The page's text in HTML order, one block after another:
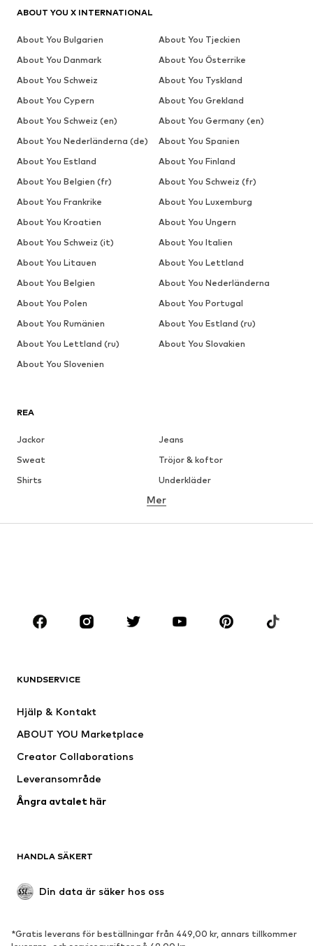
REA
Jackor
Jeans
Sweat
Tröjor & koftor
Shirts
Underkläder
Skjortor
Rockar
Kostymer & kavajer
KLÄDER
Jackor
Badkläder
Tillfällen
Upcycling
Nytt
Boots & stövlar
Lågskor
Mer
KUNDSERVICE
Hjälp & Kontakt
ABOUT YOU Marketplace
Creator Collaborations
Leveransområde
Ångra avtalet här
HANDLA SÄKERT
Din data är säker hos oss
*Gratis leverans för beställningar från 449,00 kr, annars tillkommer
ABOUT YOU X INTERNATIONAL
About You Bulgarien
About You Tjeckien
About You Danmark
About You Österrike
About You Schweiz
About You Tyskland
About You Cypern
About You Grekland
About You Schweiz (en)
About You Germany (en)
About You Nederländerna (de)
About You Spanien
About You Estland
About You Finland
About You Belgien (fr)
About You Schweiz (fr)
About You Frankrike
About You Luxemburg
About You Kroatien
About You Ungern
About You Schweiz (it)
About You Italien
About You Litauen
About You Lettland
About You Belgien
About You Nederländerna
About You Polen
About You Portugal
About You Rumänien
About You Estland (ru)
About You Lettland (ru)
About You Slovakien
About You Slovenien